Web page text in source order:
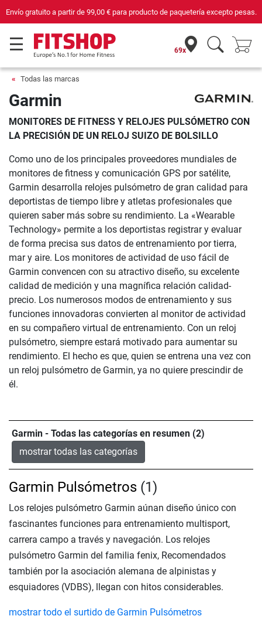
Envío gratuito a partir de 99,00 €para producto de paquetería excepto pesas.
69x
Todas las marcas
Garmin
MONITORES DE FITNESS Y RELOJES PULSÓMETRO CON
LA PRECISIÓN DE UN RELOJ SUIZO DE BOLSILLO
Como uno de los principales proveedores mundiales de
monitores de fitness y comunicación GPS por satélite,
Garmin desarrolla relojes pulsómetro de gran calidad para
deportistas de tiempo libre y atletas profesionales que
quieren saber más sobre su rendimiento. La «Wearable
Technology» permite a los deportistas registrar y evaluar
de forma precisa sus datos de entrenamiento por tierra,
mar y aire. Los monitores de actividad de uso fácil de
Garmin convencen con su atractivo diseño, su excelente
calidad de medición y una magnífica relación calidad-
precio. Los numerosos modos de entrenamiento y sus
funciones innovadoras convierten al monitor de actividad
en su compañero virtual de entrenamiento. Con un reloj
pulsómetro, siempre estará motivado para aumentar su
rendimiento. El hecho es que, quien se entrena una vez con
un reloj pulsómetro de Garmin, ya no quiere prescindir de
él.
Garmin - Todas las categorías en resumen (2)
mostrar todas las categorías
Garmin Pulsómetros (1)
Los relojes pulsómetro Garmin aúnan diseño único con
fascinantes funciones para entrenamiento multisport,
carrera campo a través y navegación. Los relojes
pulsómetro Garmin del familia fenix, Recomendados
también por la asociación alemana de alpinistas y
esquiadores (VDBS), llegan con hitos considerables.
mostrar todo el surtido de Garmin Pulsómetros